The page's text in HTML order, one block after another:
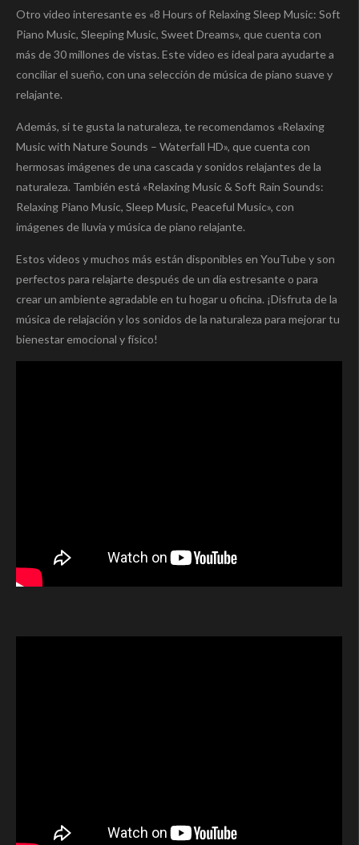
Otro video interesante es «8 Hours of Relaxing Sleep Music: Soft
Piano Music, Sleeping Music, Sweet Dreams», que cuenta con
más de 30 millones de vistas. Este video es ideal para ayudarte a
conciliar el sueño, con una selección de música de piano suave y
relajante.
Además, si te gusta la naturaleza, te recomendamos «Relaxing
Music with Nature Sounds – Waterfall HD», que cuenta con
hermosas imágenes de una cascada y sonidos relajantes de la
naturaleza. También está «Relaxing Music & Soft Rain Sounds:
Relaxing Piano Music, Sleep Music, Peaceful Music», con
imágenes de lluvia y música de piano relajante.
Estos videos y muchos más están disponibles en YouTube y son
perfectos para relajarte después de un día estresante o para
crear un ambiente agradable en tu hogar u oficina. ¡Disfruta de la
música de relajación y los sonidos de la naturaleza para mejorar tu
bienestar emocional y físico!